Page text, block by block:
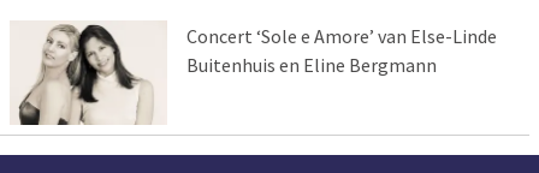
Concert ‘Sole e Amore’ van Else-Linde
Buitenhuis en Eline Bergmann